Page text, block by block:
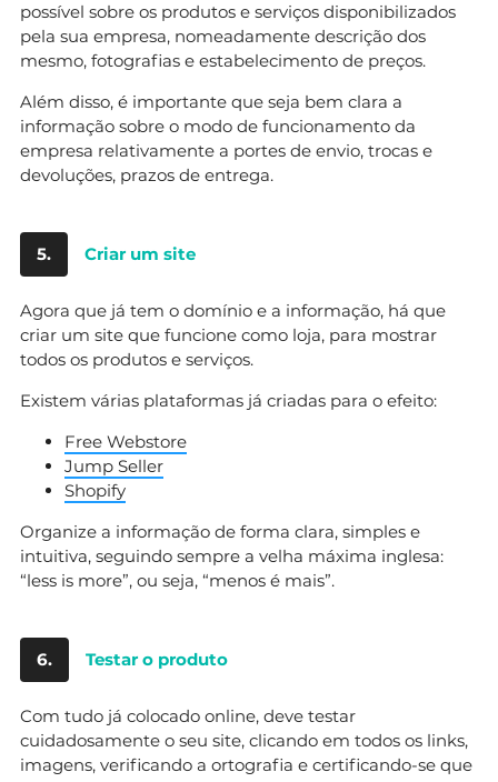
possível sobre os produtos e serviços disponibilizados
pela sua empresa, nomeadamente descrição dos
mesmo, fotografias e estabelecimento de preços.
Além disso, é importante que seja bem clara a
informação sobre o modo de funcionamento da
empresa relativamente a portes de envio, trocas e
devoluções, prazos de entrega.
5. Criar um site
Agora que já tem o domínio e a informação, há que
criar um site que funcione como loja, para mostrar
todos os produtos e serviços.
Existem várias plataformas já criadas para o efeito:
Free Webstore
Jump Seller
Shopify
Organize a informação de forma clara, simples e
intuitiva, seguindo sempre a velha máxima inglesa:
“less is more”, ou seja, “menos é mais”.
6. Testar o produto
Com tudo já colocado online, deve testar
cuidadosamente o seu site, clicando em todos os links,
imagens, verificando a ortografia e certificando-se que